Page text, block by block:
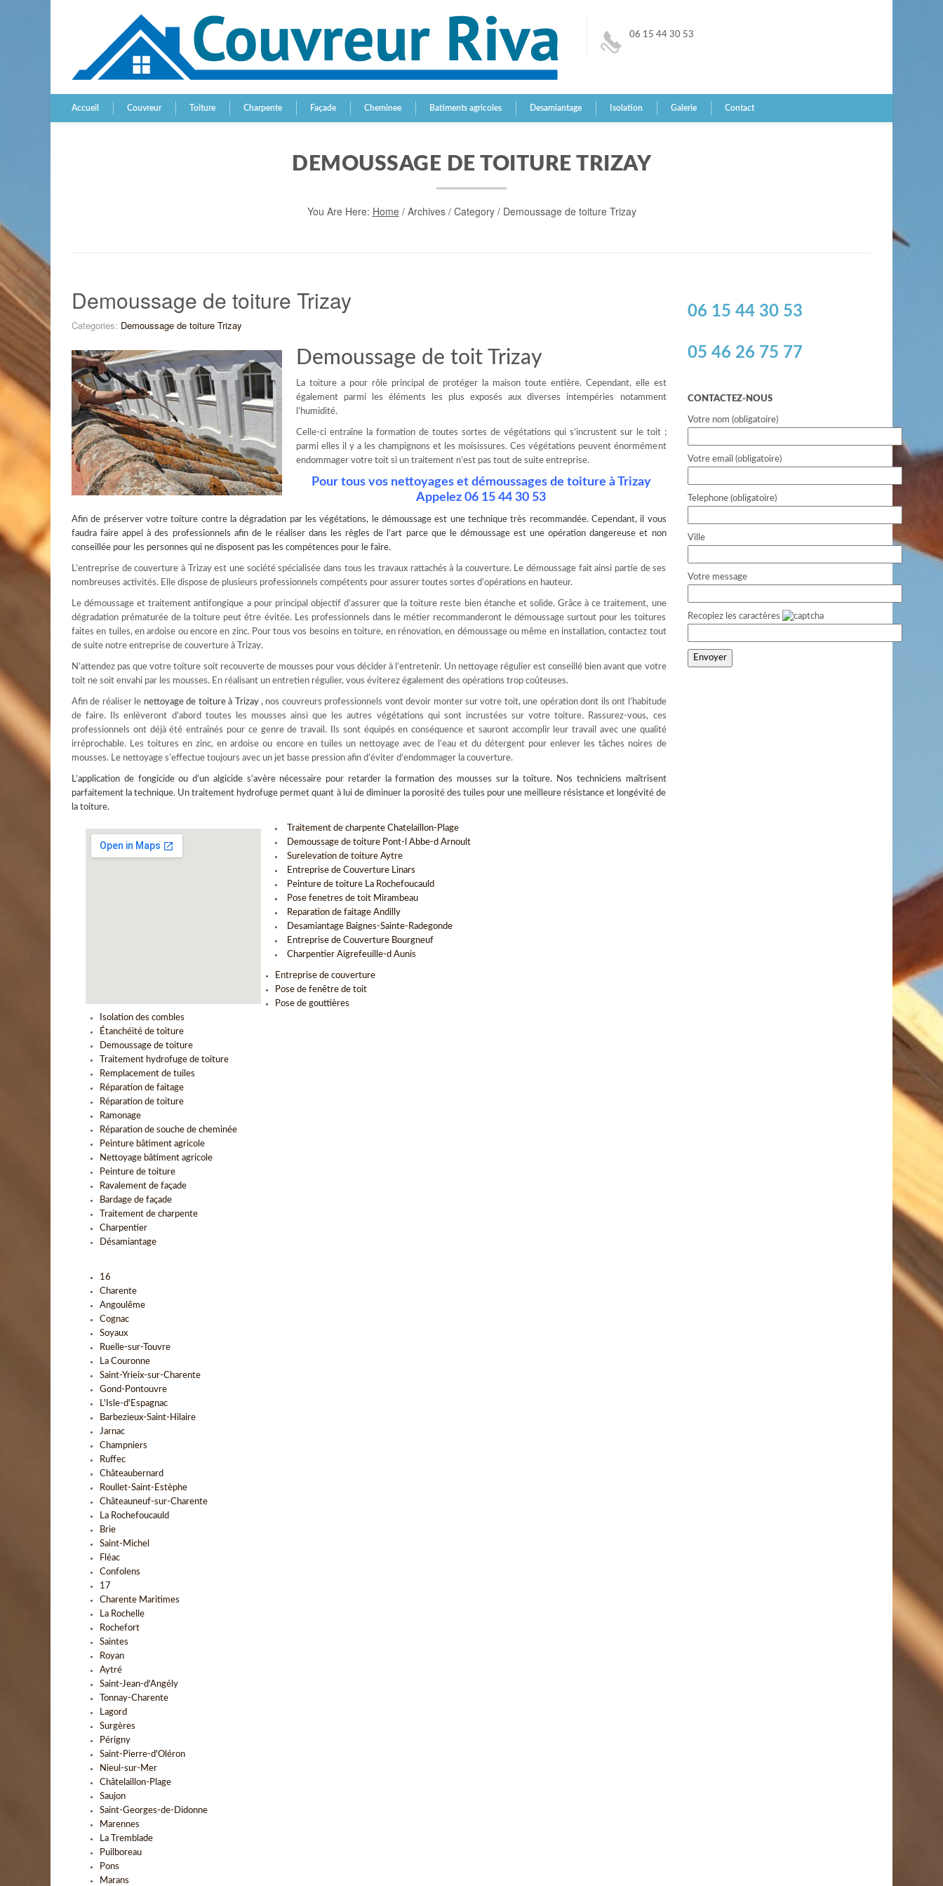
06 15 44 30 53
Accueil Couvreur Toiture Charpente Façade Cheminee Batiments agricoles Desamiantage Isolation Galerie Contact
DEMOUSSAGE DE TOITURE TRIZAY
You Are Here: Home/ Archives/ Category / Demoussage de toiture Trizay
Demoussage de toiture Trizay
Categories: Demoussage de toiture Trizay
Demoussage de toit Trizay
La toiture a pour rôle principal de protéger la maison toute entière. Cependant, elle est
également parmi les éléments les plus exposés aux diverses intempéries notamment
l’humidité.
Celle-ci entraîne la formation de toutes sortes de végétations qui s’incrustent sur le toit ;
parmi elles il y a les champignons et les moisissures. Ces végétations peuvent énormément
endommager votre toit si un traitement n’est pas tout de suite entreprise.
Pour tous vos nettoyages et démoussages de toiture à Trizay
Appelez 06 15 44 30 53
Afin de préserver votre toiture contre la dégradation par les végétations, ledémoussageest une technique très recommandée. Cependant, il vous
faudra faire appel à des professionnels afin de le réaliser dans les règles de l’art parce que le démoussage est une opération dangereuse et non
conseillée pour les personnes qui ne disposent pas les compétences pour le faire.
L’entreprise de couverture à Trizay est une société spécialisée dans tous les travaux rattachés à la couverture. Le démoussage fait ainsi partie de ses
nombreuses activités. Elle dispose de plusieurs professionnels compétents pour assurer toutes sortes d’opérations en hauteur.
Le démoussage et traitement antifongique a pour principal objectif d’assurer que la toiture reste bien étanche et solide. Grâce à ce traitement, une
dégradation prématurée de la toiture peut être évitée. Les professionnels dans le métier recommanderont le démoussage surtout pour les toitures
faites en tuiles, en ardoise ou encore en zinc. Pour tous vos besoins en toiture, en rénovation, en démoussage ou même en installation, contactez tout
de suite notre entreprise de couverture à Trizay.
N’attendez pas que votre toiture soit recouverte de mousses pour vous décider à l’entretenir. Un nettoyage régulier est conseillé bien avant que votre
toit ne soit envahi par les mousses. En réalisant un entretien régulier, vous éviterez également des opérations trop coûteuses.
Afin de réaliser le nettoyage de toiture à Trizay,nos couvreurs professionnels vont devoir monter sur votre toit, une opération dont ils ont l’habitude
de faire. Ils enlèveront d’abord toutes les mousses ainsi que les autres végétations qui sont incrustées sur votre toiture. Rassurez-vous, ces
professionnels ont déjà été entraînés pour ce genre de travail. Ils sont équipés en conséquence et sauront accomplir leur travail avec une qualité
irréprochable. Les toitures en zinc, en ardoise ou encore en tuiles un nettoyage avec de l’eau et du détergent pour enlever les tâches noires de
mousses. Le nettoyage s’effectue toujours avec un jet basse pression afin d’éviter d’endommager la couverture.
L’application de fongicideou d’un algicide s’avère nécessaire pour retarder la formation des mousses sur la toiture. Nos techniciens maîtrisent
parfaitement la technique. Un traitement hydrofuge permet quant à lui de diminuer la porosité des tuiles pour une meilleure résistance et longévité de
la toiture.
Traitement de charpente Chatelaillon-Plage
Demoussage de toiture Pont-l Abbe-d Arnoult
Surelevation de toiture Aytre
Entreprise de Couverture Linars
Peinture de toiture La Rochefoucauld
Pose fenetres de toit Mirambeau
Reparation de faitage Andilly
Desamiantage Baignes-Sainte-Radegonde
Entreprise de Couverture Bourgneuf
Charpentier Aigrefeuille-d Aunis
Entreprise de couverture
Pose de fenêtre de toit
Pose de gouttières
Isolation des combles
Étanchéité de toiture
Demoussage de toiture
Traitement hydrofuge de toiture
Remplacement de tuiles
Réparation de faitage
Réparation de toiture
Ramonage
Réparation de souche de cheminée
Peinture bâtiment agricole
Nettoyage bâtiment agricole
Peinture de toiture
Ravalement de façade
Bardage de façade
Traitement de charpente
Charpentier
Désamiantage
16
Charente
Angoulême
Cognac
Soyaux
Ruelle-sur-Touvre
La Couronne
Saint-Yrieix-sur-Charente
Gond-Pontouvre
L'Isle-d'Espagnac
Barbezieux-Saint-Hilaire
Jarnac
Champniers
Ruffec
Châteaubernard
Roullet-Saint-Estèphe
Châteauneuf-sur-Charente
La Rochefoucauld
Brie
Saint-Michel
Fléac
Confolens
17
Charente Maritimes
La Rochelle
Rochefort
Saintes
Royan
Aytré
Saint-Jean-d'Angély
Tonnay-Charente
Lagord
Surgères
Périgny
Saint-Pierre-d'Oléron
Nieul-sur-Mer
Châtelaillon-Plage
Saujon
Saint-Georges-de-Didonne
Marennes
La Tremblade
Puilboreau
Pons
Marans
06 15 44 30 53
05 46 26 75 77
CONTACTEZ-NOUS
Votre nom (obligatoire)
Votre email (obligatoire)
Telephone (obligatoire)
Ville
Votre message
Recopiez les caractères